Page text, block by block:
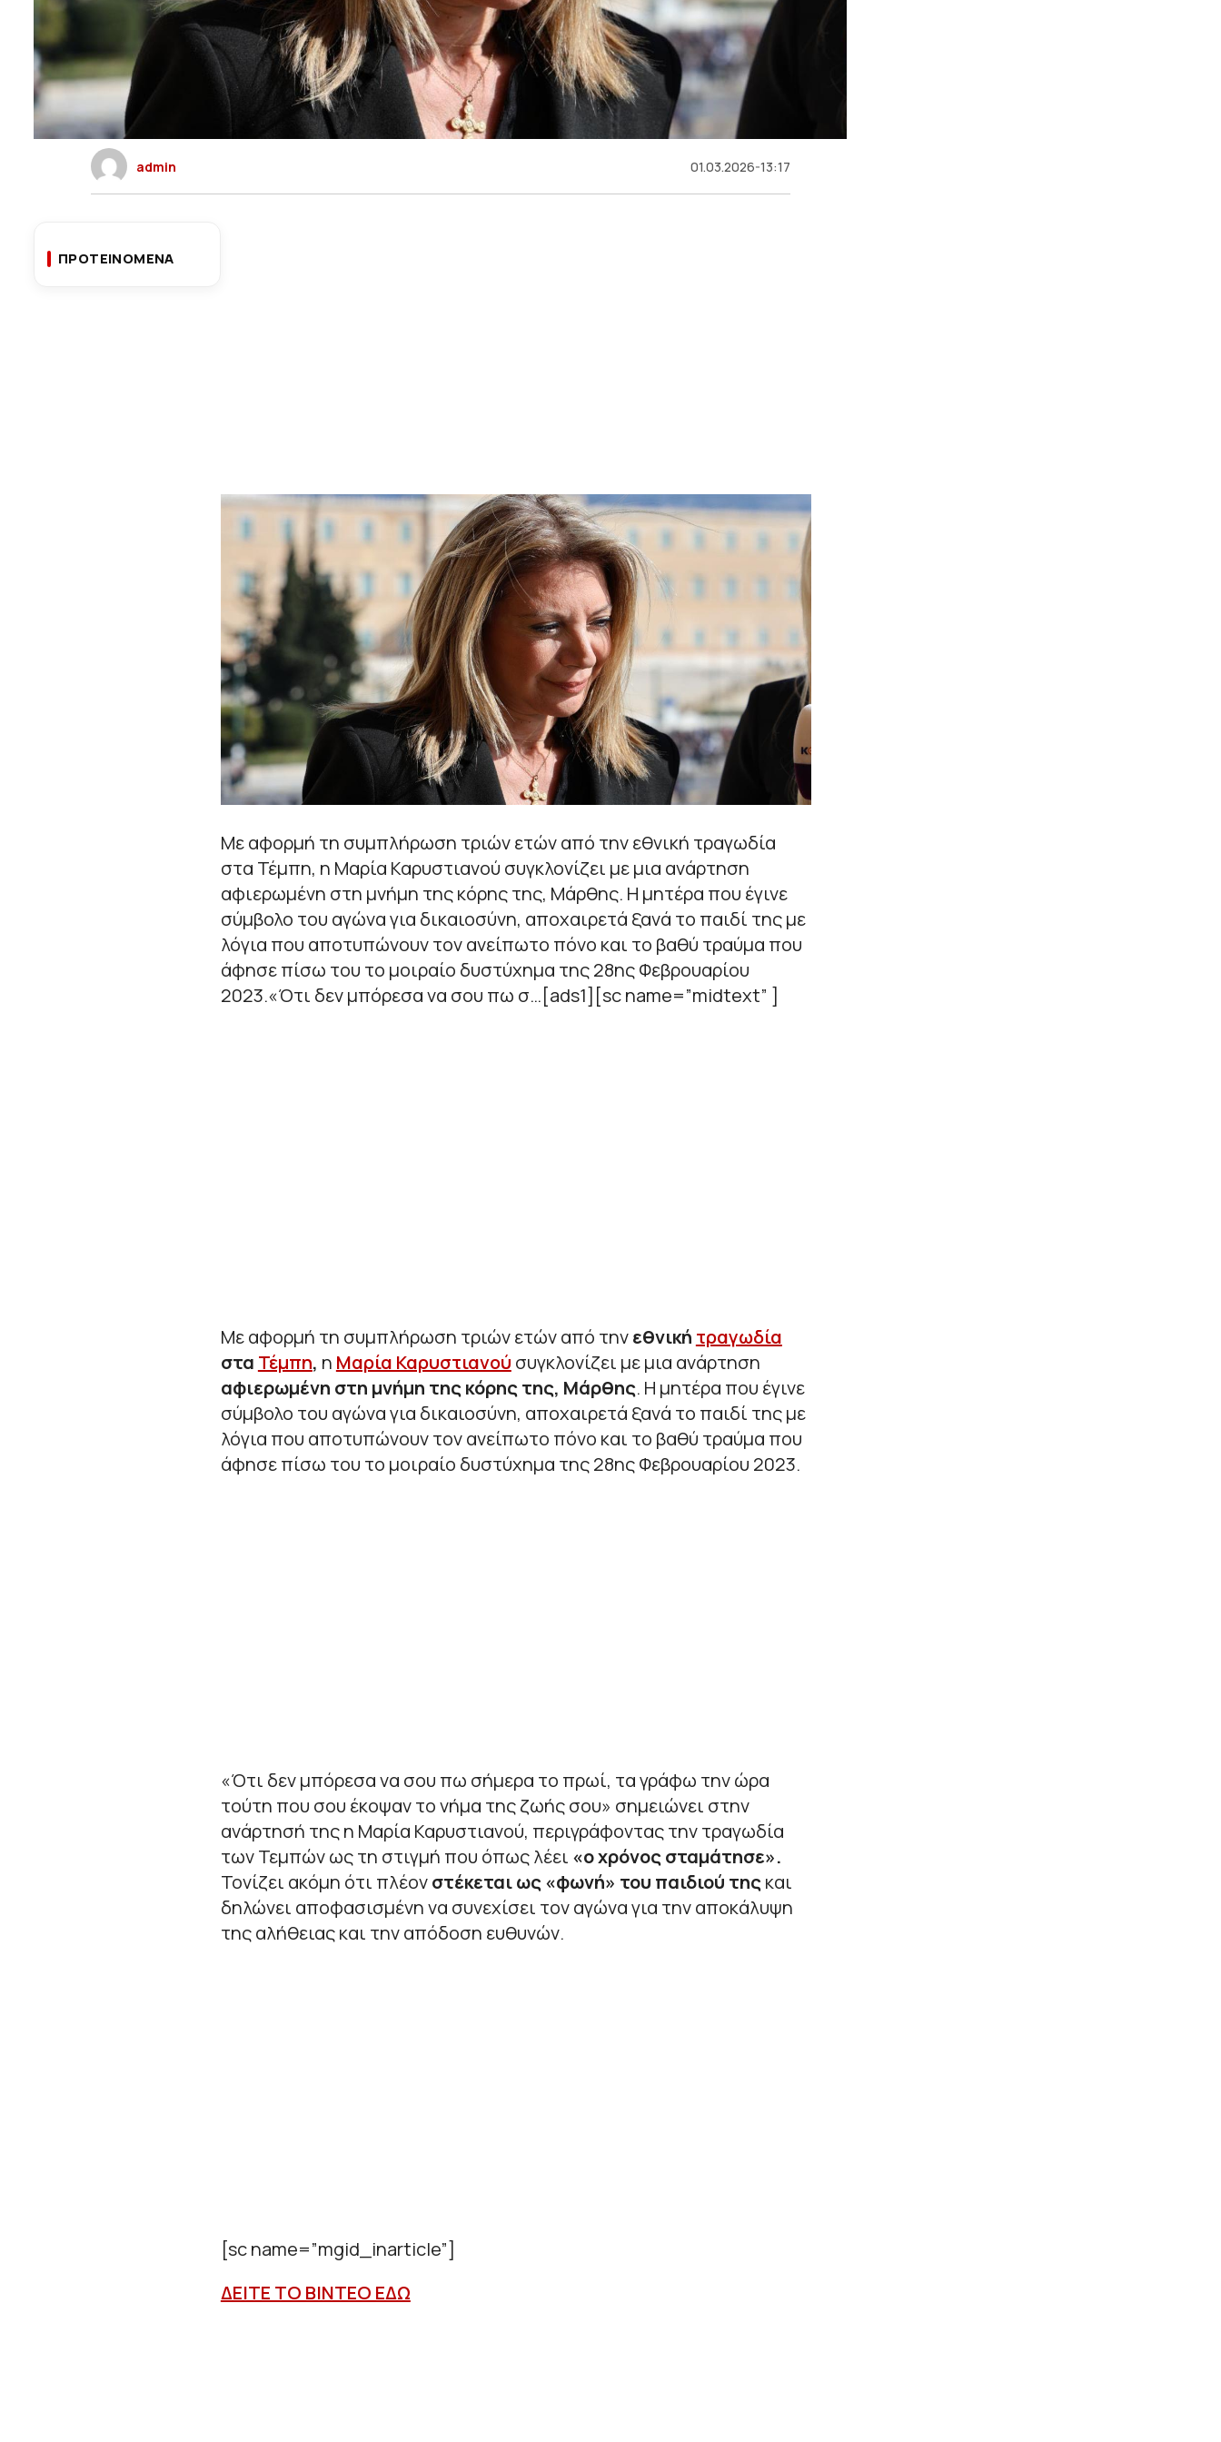
admin 01.03.2026-13:17
ΠΡΟΤΕΙΝΟΜΕΝΑ
Με αφορμή τη συμπλήρωση τριών ετών από την εθνική τραγωδία
στα Τέμπη, η Μαρία Καρυστιανού συγκλονίζει με μια ανάρτηση
αφιερωμένη στη μνήμη της κόρης της, Μάρθης. Η μητέρα που έγινε
σύμβολο του αγώνα για δικαιοσύνη, αποχαιρετά ξανά το παιδί της με
λόγια που αποτυπώνουν τον ανείπωτο πόνο και το βαθύ τραύμα που
άφησε πίσω του το μοιραίο δυστύχημα της 28ης Φεβρουαρίου
2023.«Ότι δεν μπόρεσα να σου πω σ…[ads1][sc name=”midtext” ]
Με αφορμή τη συμπλήρωση τριών ετών από τηνεθνική τραγωδία
στα Τέμπη, η Μαρία Καρυστιανού συγκλονίζει με μια ανάρτηση
αφιερωμένη στη μνήμη της κόρης της, Μάρθης. Η μητέρα που έγινε
σύμβολο του αγώνα για δικαιοσύνη, αποχαιρετά ξανά το παιδί της με
λόγια που αποτυπώνουν τον ανείπωτο πόνο και το βαθύ τραύμα που
άφησε πίσω του το μοιραίο δυστύχημα της 28ης Φεβρουαρίου 2023.
«Ότι δεν μπόρεσα να σου πω σήμερα το πρωί, τα γράφω την ώρα
τούτη που σου έκοψαν το νήμα της ζωής σου» σημειώνει στην
ανάρτησή της η Μαρία Καρυστιανού, περιγράφοντας την τραγωδία
των Τεμπών ως τη στιγμή που όπως λέει «ο χρόνος σταμάτησε».
Τονίζει ακόμη ότι πλέονστέκεται ως «φωνή» του παιδιού τηςκαι
δηλώνει αποφασισμένη να συνεχίσει τον αγώνα για την αποκάλυψη
της αλήθειας και την απόδοση ευθυνών.
[sc name=”mgid_inarticle”]
ΔΕΙΤΕ ΤΟ ΒΙΝΤΕΟ ΕΔΩ